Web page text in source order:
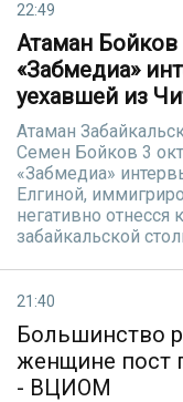
22:49
Атаман
«Забмедиа»
уехавшей из
Атаман
Семен Бойков 3
«Забмедиа»
Елгиной,
негативно
забайкальской
21:40
Большинство
женщине пост
- ВЦИОМ